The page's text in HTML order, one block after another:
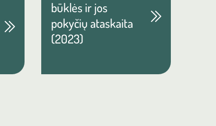
būklės ir jos
pokyčių ataskaita
(2023)